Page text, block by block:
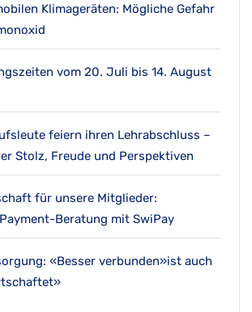
Klimageräten: Mögliche Gefahr
vom 20. Juli bis 14. August
feiern ihren Lehrabschluss –
Stolz, Freude und Perspektiven
für unsere Mitglieder:
Beratung mit SwiPay
«Besser verbunden»ist auch